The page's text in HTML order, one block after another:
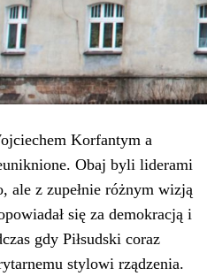
Korfantym a
Obaj byli liderami
ale z zupełnie różnym wizją
się za demokracją i
gdy Piłsudski coraz
stylowi rządzenia.